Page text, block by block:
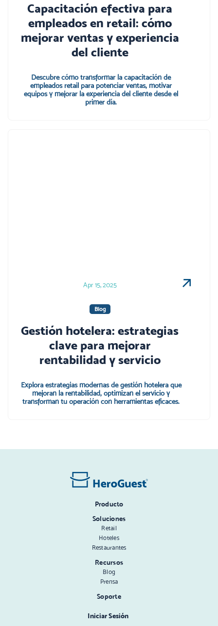
Capacitación efectiva para
empleados en retail: cómo
mejorar ventas y experiencia
del cliente
Descubre cómo transformar la capacitación de
empleados retail para potenciar ventas, motivar
equipos y mejorar la experiencia del cliente desde el
primer día.
Apr 15, 2025
Blog
Gestión hotelera: estrategias
clave para mejorar
rentabilidad y servicio
Explora estrategias modernas de gestión hotelera que
mejoran la rentabilidad, optimizan el servicio y
transforman tu operación con herramientas eficaces.
Producto
Soluciones
Retail
Hoteles
Restaurantes
Recursos
Blog
Prensa
Soporte
Iniciar Sesión